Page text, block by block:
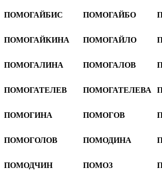
ПОМОГАЙБИС ПОМОГАЙБО
ПОМОГАЙКИНА ПОМОГАЙЛО
ПОМОГАЛИНА ПОМОГАЛОВ
ПОМОГАТЕЛЕВ ПОМОГАТЕЛЕВА
ПОМОГИНА ПОМОГОВ
ПОМОГОЛОВ ПОМОДИНА
ПОМОДЧИН ПОМОЗ